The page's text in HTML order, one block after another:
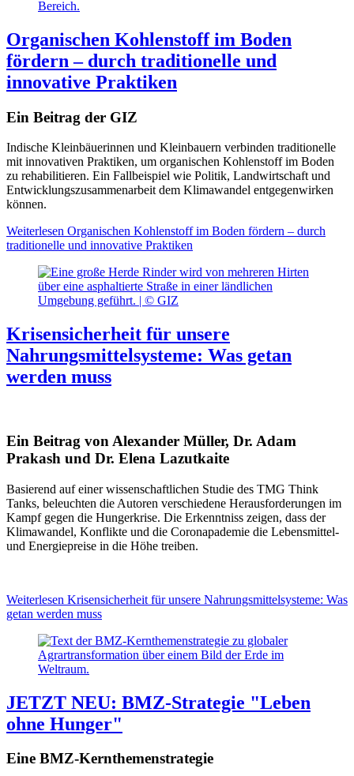
Organischen Kohlenstoff im Boden
fördern – durch traditionelle und
innovative Praktiken
Ein Beitrag der GIZ
Indische Kleinbäuerinnen und Kleinbauern verbinden traditionelle
mit innovativen Praktiken, um organischen Kohlenstoff im Boden
zu rehabilitieren. Ein Fallbeispiel wie Politik, Landwirtschaft und
Entwicklungszusammenarbeit dem Klimawandel entgegenwirken
können.
Weiterlesen Organischen Kohlenstoff im Boden fördern – durch
traditionelle und innovative Praktiken
Krisensicherheit für unsere
Nahrungsmittelsysteme: Was getan
werden muss
Ein Beitrag von Alexander Müller, Dr. Adam
Prakash und Dr. Elena Lazutkaite
Basierend auf einer wissenschaftlichen Studie des TMG Think
Tanks, beleuchten die Autoren verschiedene Herausforderungen im
Kampf gegen die Hungerkrise. Die Erkenntniss zeigen, dass der
Klimawandel, Konflikte und die Coronapademie die Lebensmittel-
und Energiepreise in die Höhe treiben.
Weiterlesen Krisensicherheit für unsere Nahrungsmittelsysteme: Was
getan werden muss
JETZT NEU: BMZ-Strategie "Leben
ohne Hunger"
Eine BMZ-Kernthemenstrategie